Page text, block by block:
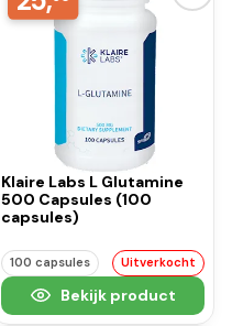
Klaire Labs L Glutamine
500 Capsules (100
capsules)
100 capsules Uitverkocht
Bekijk product